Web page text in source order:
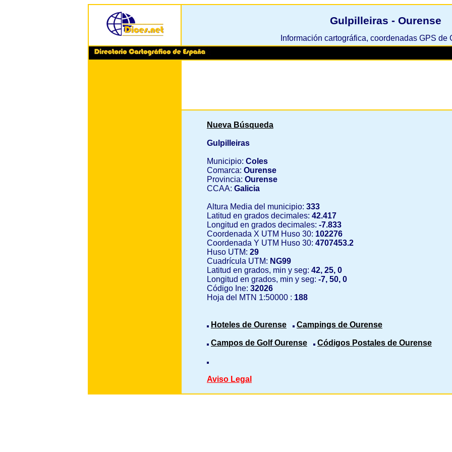
Gulpilleiras - Ourense
Información cartográfica, coordenadas GPS de
Nueva Búsqueda
Gulpilleiras
Municipio: Coles
Comarca: Ourense
Provincia: Ourense
CCAA: Galicia
Altura Media del municipio: 333
Latitud en grados decimales: 42.417
Longitud en grados decimales: -7.833
Coordenada X UTM Huso 30: 102276
Coordenada Y UTM Huso 30: 4707453.2
Huso UTM: 29
Cuadrícula UTM: NG99
Latitud en grados, min y seg: 42, 25, 0
Longitud en grados, min y seg: -7, 50, 0
Código Ine: 32026
Hoja del MTN 1:50000 : 188
Hoteles de Ourense Campings de Ourense
Campos de Golf Ourense Códigos Postales de Ourense
Aviso Legal